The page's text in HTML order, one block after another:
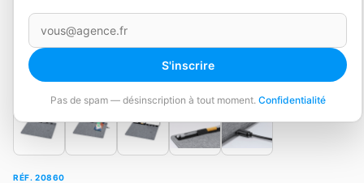
Votre e-mail
S'inscrire
Pas de spam — désinscription à tout moment. Confidentialité
RÉF. 20860